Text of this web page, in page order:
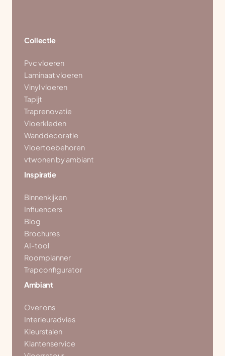
Collectie
Pvc vloeren
Laminaat vloeren
Vinyl vloeren
Tapijt
Traprenovatie
Vloerkleden
Wanddecoratie
Vloertoebehoren
vtwonen by ambiant
Inspiratie
Binnenkijken
Influencers
Blog
Brochures
AI-tool
Roomplanner
Trapconfigurator
Ambiant
Over ons
Interieuradvies
Kleurstalen
Klantenservice